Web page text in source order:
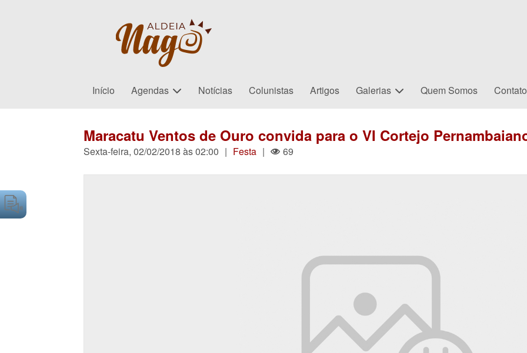
Início Agendas Notícias Colunistas Artigos Galerias Quem Somos Contato
Maracatu Ventos de Ouro convida para o VI Cortejo
Sexta-feira, 02/02/2018 às 02:00 | Festa | 69